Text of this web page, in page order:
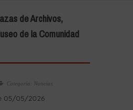
de Archivos,
de la Comunidad
Categoría: Noticias
05/05/2026